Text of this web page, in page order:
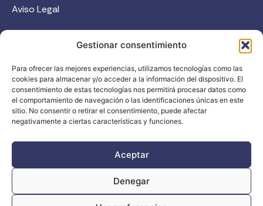
Gestionar consentimiento
Para ofrecer las mejores experiencias, utilizamos tecnologías como las
cookies para almacenar y/o acceder a la información del dispositivo. El
consentimiento de estas tecnologías nos permitirá procesar datos como
el comportamiento de navegación o las identificaciones únicas en este
sitio. No consentir o retirar el consentimiento, puede afectar
negativamente a ciertas características y funciones.
Aceptar
Denegar
Aviso Legal
CONTACTO
info@fadi.es
C/ Carmen de Burgos, 14, 18008 Granada